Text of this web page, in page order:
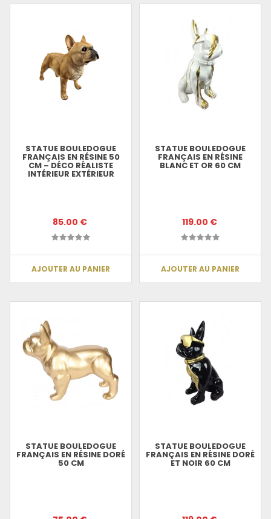
STATUE BOULEDOGUE
FRANÇAIS EN RÉSINE 50
CM – DÉCO RÉALISTE
INTÉRIEUR EXTÉRIEUR
85.00 €
AJOUTER AU PANIER
STATUE BOULEDOGUE
FRANÇAIS EN RÉSINE
BLANC ET OR 60 CM
119.00 €
AJOUTER AU PANIER
STATUE BOULEDOGUE
FRANÇAIS EN RÉSINE DORÉ
50 CM
STATUE BOULEDOGUE
FRANÇAIS EN RÉSINE DORÉ
ET NOIR 60 CM